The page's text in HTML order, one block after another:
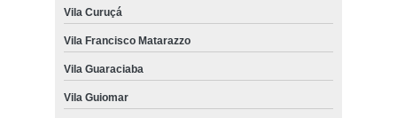
Vila Curuçá
Vila Francisco Matarazzo
Vila Guaraciaba
Vila Guiomar